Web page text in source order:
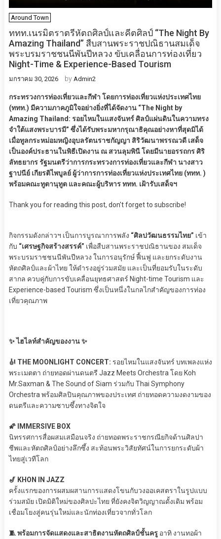
Around Town
ททท.เนรมิตราตรีหัตถศิลป์และคีตศิลป์ “The Night By
Amazing Thailand” สืบสานพระราชปณิธานสมเด็จ
พระบรมราชชนนีพันปีหลวง ขับเคลื่อนการท่องเที่ยว
Night-Time & Experience-Based Tourism
มกราคม 30, 2026 by Admin2
กระทรวงการท่องเที่ยวและกีฬา โดยการท่องเที่ยวแห่งประเทศไทย
(ททท.) มีความภาคภูมิใจอย่างยิ่งที่ได้จัดงาน “The Night by
Amazing Thailand: รอยไหมในแสงจันทร์ ศิลป์แผ่นดินในความทรง
จำใต้แสงพระบารมี” ซึ่งได้รับพระมหากรุณาธิคุณอย่างหาที่สุดมิได้
เมื่อทูลกระหม่อมหญิงอุบลรัตนราชกัญญา สิริวัฒนาพรรณวดี เสด็จ
เป็นองค์ประธานในพิธีเปิดงาน ณ สวนลุมพินี โดยมีนายอรรถกร ศิริ
ลัทธยากร รัฐมนตรีว่าการกระทรวงการท่องเที่ยวและกีฬา นางสาว
ฐาปนีย์ เกียรติไพบูลย์ ผู้ว่าการการท่องเที่ยวแห่งประเทศไทย (ททท. )
พร้อมคณะทูตานุทูต และคณะผู้บริหาร ททท. เฝ้ารับเสด็จฯ
Thank you for reading this post, don't forget to subscribe!
กิจกรรมดังกล่าวฯ เป็นการบูรณาการพลัง “ศิลปวัฒนธรรมไทย” เข้า
กับ “เศรษฐกิจสร้างสรรค์” เพื่อสืบสานพระราชปณิธานของ สมเด็จ
พระบรมราชชนนีพันปีหลวง ในการอนุรักษ์ ฟื้นฟู และยกระดับงาน
หัตถศิลป์และผ้าไทย ให้ดำรงอยู่ร่วมสมัย และเป็นที่ยอมรับในระดับ
สากล ควบคู่กับการขับเคลื่อนยุทธศาสตร์ Night-time Tourism และ
Experience-based Tourism ซึ่งเป็นหนึ่งในกลไกสำคัญของการท่อง
เที่ยวคุณภาพ
✨ ไฮไลท์สำคัญของงาน ✨
🎻 THE MOONLIGHT CONCERT: รอยไหมในแสงจันทร์ บทเพลงแห่ง
พระเมตตา ถ่ายทอดผ่านดนตรี Jazz Meets Orchestra โดย Koh
Mr.Saxman & The Sound of Siam ร่วมกับ Thai Symphony
Orchestra พร้อมศิลปินคุณภาพของประเทศ ถ่ายทอดความงดงามของ
ดนตรีและความซาบซึ้งทางจิตใจ
🌠 IMMERSIVE BOX
นิทรรศการสื่อผสมเสมือนจริง ถ่ายทอดพระราชกรณียกิจด้านศิลปา
ชีพและหัตถศิลป์อย่างลึกซึ้ง สะท้อนพระวิสัยทัศน์ในการยกระดับผ้า
ไทยสู่เวทีโลก
🎷 KHON IN JAZZ
ครั้งแรกของการผสมผสานการแสดงโขนกับวงออเคสตราในรูปแบบ
ร่วมสมัย เปิดมิติใหม่ของศิลปะไทย ที่ยังคงจิตวิญญาณดั้งเดิม พร้อม
เชื่อมโยงสู่คนรุ่นใหม่และนักท่องเที่ยวจากทั่วโลก
🧵 พร้อมการจัดแสดงและสาธิตงานหัตถศิลป์ชั้นครูอาทิ งานทอผ้า